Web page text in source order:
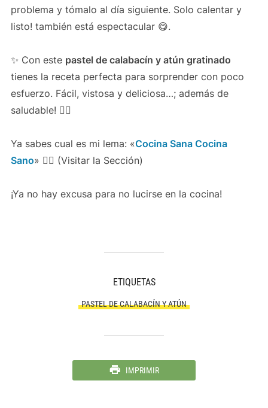
problema y tómalo al día siguiente. Solo calentar y
listo! también está espectacular 😋.
✨ Con este pastel de calabacín y atún gratinado
tienes la receta perfecta para sorprender con poco
esfuerzo. Fácil, vistosa y deliciosa…; además de
saludable! 👌🏻
Ya sabes cual es mi lema: «Cocina Sana Cocina
Sano» 👈🏻 (Visitar la Sección)
¡Ya no hay excusa para no lucirse en la cocina!
ETIQUETAS
PASTEL DE CALABACÍN Y ATÚN
IMPRIMIR